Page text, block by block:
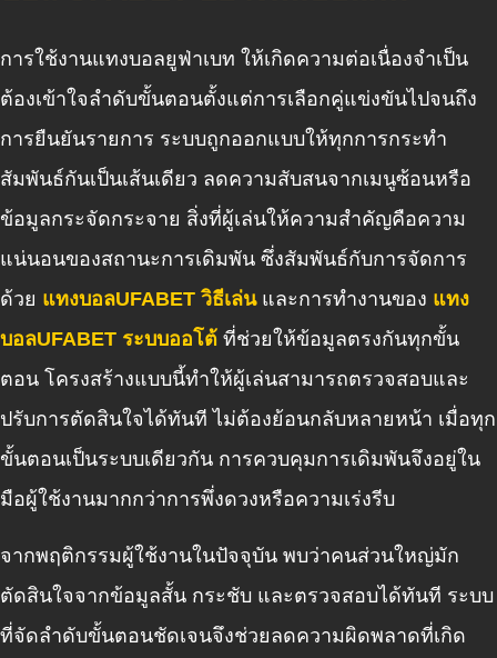
การใช้งานแทงบอลยูฟ่าเบท ให้เกิดความต่อเนื่องจำเป็น
ต้องเข้าใจลำดับขั้นตอนตั้งแต่การเลือกคู่แข่งขันไปจนถึง
การยืนยันรายการ ระบบถูกออกแบบให้ทุกการกระทำ
สัมพันธ์กันเป็นเส้นเดียว ลดความสับสนจากเมนูซ้อนหรือ
ข้อมูลกระจัดกระจาย สิ่งที่ผู้เล่นให้ความสำคัญคือความ
แน่นอนของสถานะการเดิมพัน ซึ่งสัมพันธ์กับการจัดการ
ด้วย แทงบอลUFABET วิธีเล่นและการทำงานของ แทง
บอลUFABET ระบบออโต้ ที่ช่วยให้ข้อมูลตรงกันทุกขั้น
ตอน โครงสร้างแบบนี้ทำให้ผู้เล่นสามารถตรวจสอบและ
ปรับการตัดสินใจได้ทันที ไม่ต้องย้อนกลับหลายหน้า เมื่อทุก
ขั้นตอนเป็นระบบเดียวกัน การควบคุมการเดิมพันจึงอยู่ใน
มือผู้ใช้งานมากกว่าการพึ่งดวงหรือความเร่งรีบ
จากพฤติกรรมผู้ใช้งานในปัจจุบัน พบว่าคนส่วนใหญ่มัก
ตัดสินใจจากข้อมูลสั้น กระชับ และตรวจสอบได้ทันที ระบบ
ที่จัดลำดับขั้นตอนชัดเจนจึงช่วยลดความผิดพลาดที่เกิด